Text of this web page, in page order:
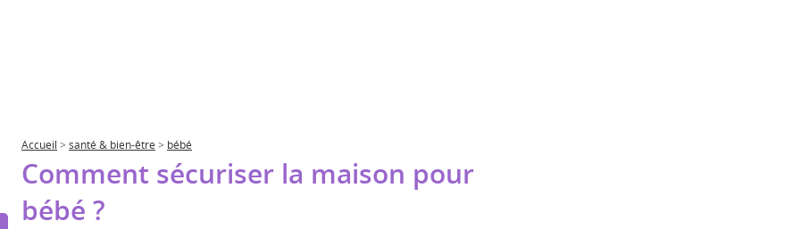
Accueil > santé & bien-être > bébé
Comment sécuriser la maison pour
bébé ?